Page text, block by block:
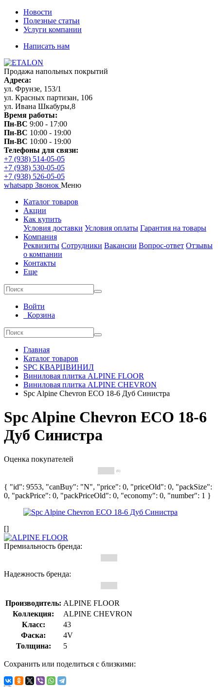
Новости
Полезные статьи
Услуги компании
Написать нам
Продажа напольных покрытий
Адреса:
ул. Фрунзе, 153/1
ул. Красных партизан, 106
ул. Ивана Шкабуры,8
Время работы:
Пн-ВС 9:00 - 17:00
Пн-ВС 10:00 - 19:00
Пн-ВС 10:00 - 19:00
Телефоны для связи:
+7 (938) 514-05-05
+7 (938) 530-05-05
+7 (938) 526-05-05
whatsapp Звонок Меню
Каталог товаров
Акции
Как купить
Условия доставки Условия оплаты Гарантия на товары
Компания
Реквизиты Сотрудники Вакансии Вопрос-ответ Отзывы
о компании
Контакты
Еще
Войти
Корзина
Главная
Каталог товаров
SPC КВАРЦВИНИЛ
Виниловая плитка ALPINE FLOOR
Виниловая плитка ALPINE CHEVRON
Spc Alpine Chevron ECO 18-6 Дуб Синистра
Spc Alpine Chevron ECO 18-6
Дуб Синистра
Оценка покупателей
(0)
{ "id": 9553, "canBuy": "N", "price": 0, "priceOld": 0, "packSize":
0, "packPrice": 0, "packPriceOld": 0, "economy": 0, "number": 1 }
[]
Премиальность бренда:
Надежность бренда:
Производитель: ALPINE FLOOR
Коллекция:
ALPINE CHEVRON
Класс:
43
Фаска:
4V
Толщина:
5
Сохранить или поделиться с близкими: